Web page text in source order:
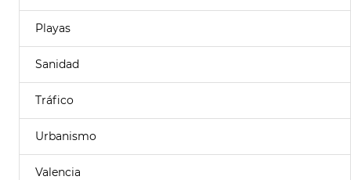
Playas
Sanidad
Tráfico
Urbanismo
Valencia